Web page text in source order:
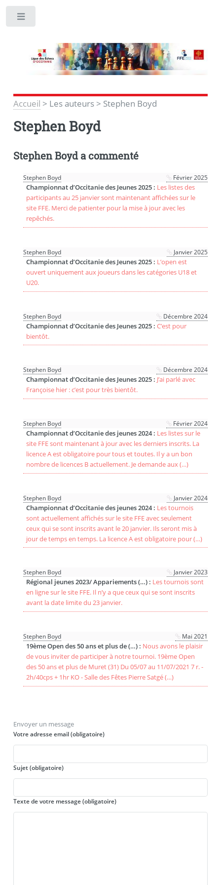
Accueil > Les auteurs> Stephen Boyd
Stephen Boyd
Stephen Boyd a commenté
Stephen Boyd Février 2025
Championnat d’Occitanie des Jeunes 2025 : Les listes des
participants au 25 janvier sont maintenant affichées sur le
site FFE. Merci de patienter pour la mise à jour avec les
repêchés.
Stephen Boyd Janvier 2025
Championnat d’Occitanie des Jeunes 2025 : L’open est
ouvert uniquement aux joueurs dans les catégories U18 et
U20.
Stephen Boyd Décembre 2024
Championnat d’Occitanie des Jeunes 2025 :C’est pour
bientôt.
Stephen Boyd Décembre 2024
Championnat d’Occitanie des Jeunes 2025 : J’ai parlé avec
Françoise hier : c’est pour très bientôt.
Stephen Boyd Février 2024
Championnat d’Occitanie des jeunes 2024 : Les listes sur le
site FFE sont maintenant à jour avec les derniers inscrits. La
licence A est obligatoire pour tous et toutes. Il y a un bon
nombre de licences B actuellement. Je demande aux (…)
Stephen Boyd Janvier 2024
Championnat d’Occitanie des jeunes 2024 : Les tournois
sont actuellement affichés sur le site FFE avec seulement
ceux qui se sont inscrits avant le 20 janvier. Ils seront mis à
jour de temps en temps. La licence A est obligatoire pour (…)
Stephen Boyd Janvier 2023
Régional jeunes 2023/ Appariements (…) : Les tournois sont
en ligne sur le site FFE. Il n’y a que ceux qui se sont inscrits
avant la date limite du 23 janvier.
Stephen Boyd Mai 2021
19ème Open des 50 ans et plus de (…) : Nous avons le plaisir
de vous inviter de participer à notre tournoi. 19ème Open
des 50 ans et plus de Muret (31) Du 05/07 au 11/07/2021 7 r. -
2h/40cps + 1hr KO - Salle des Fêtes Pierre Satgé (…)
Envoyer un message
Votre adresse email (obligatoire)
Sujet (obligatoire)
Texte de votre message (obligatoire)